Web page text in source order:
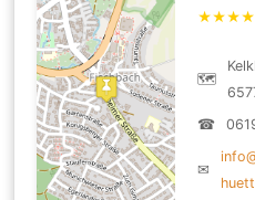
★★★★
🗺
☎
✉